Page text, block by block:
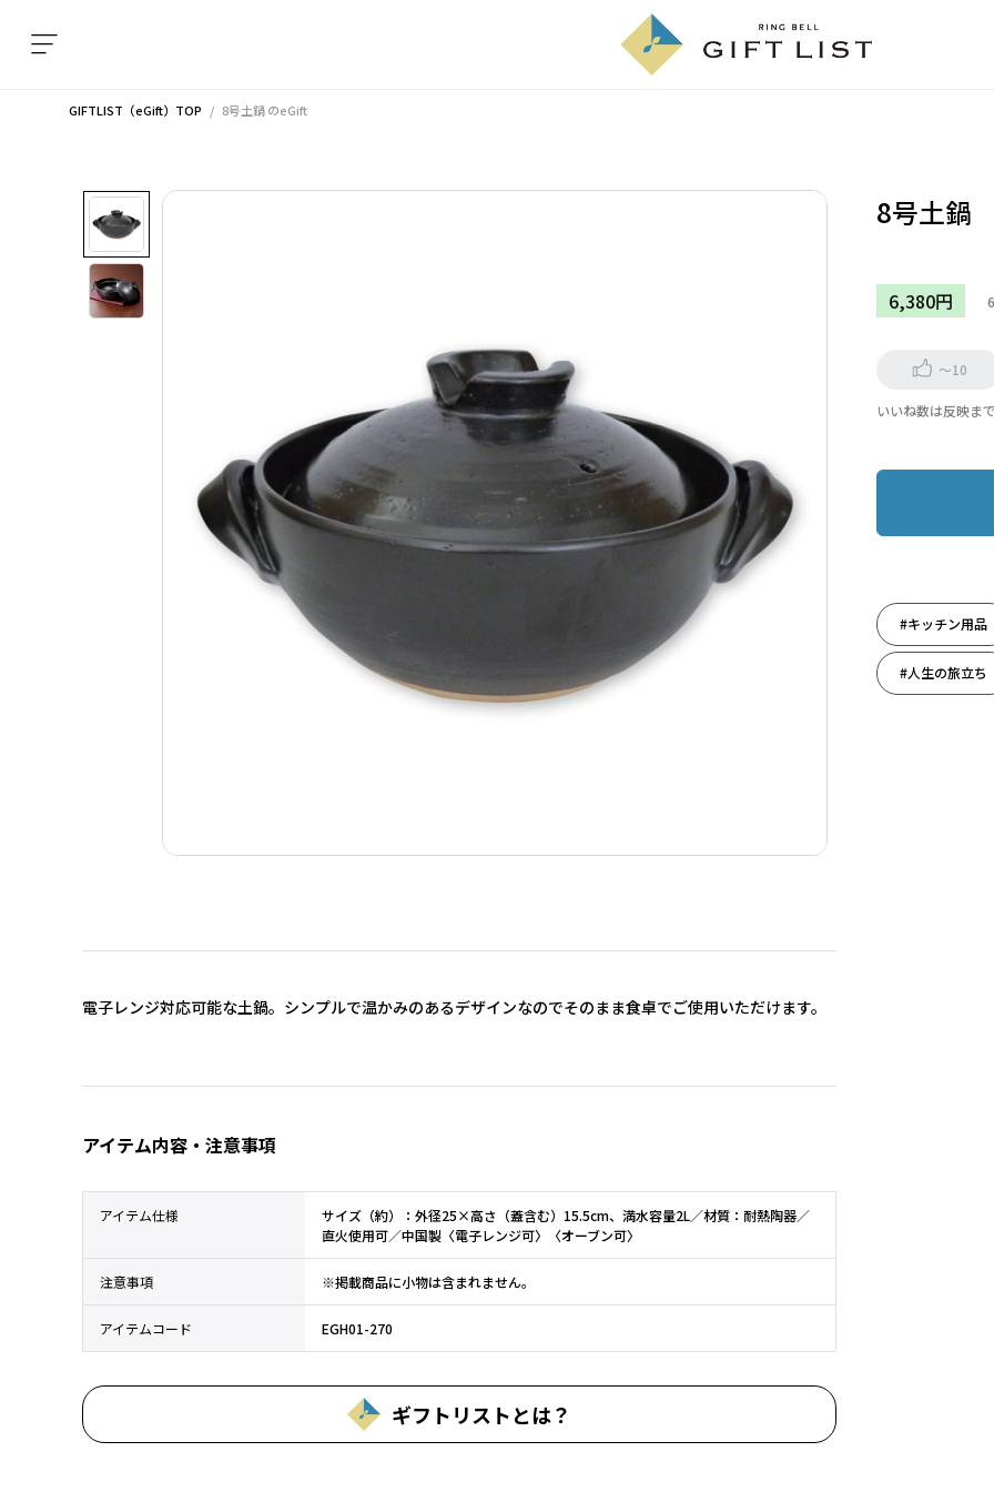
GIFTLIST（eGift）TOP 8号土鍋のeGift
電子レンジ対応可能な土鍋。シンプルで温かみのあるデザインなのでそのまま食卓でご使用いただけます。
アイテム内容・注意事項
アイテム仕様
サイズ（約）：外径25×高さ（蓋含む）15.5cm、満水容量2L／材質：耐熱陶器／
直火使用可／中国製〈電子レンジ可〉〈オーブン可〉
注意事項 ※掲載商品に小物は含まれません。
アイテムコード EGH01-270
ギフトリストとは？
8号土鍋
6,380円
～10
いいね数は反映ま
#キッチン用品
#人生の旅立ち